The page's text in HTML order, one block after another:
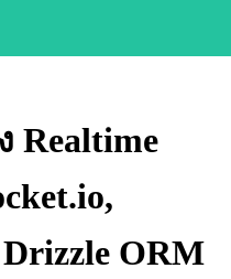
Realtime
ORM